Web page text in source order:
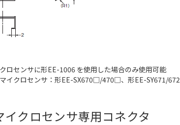
ロセンサに形EE-1006 を使用した場合のみ使用可能
イクロセンサ：形EE-SX670□/470□、形EE-SY671/672
イクロセンサ専用コネクタ